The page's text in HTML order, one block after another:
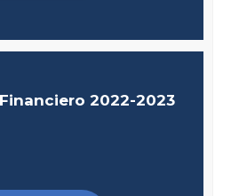
2022-2023